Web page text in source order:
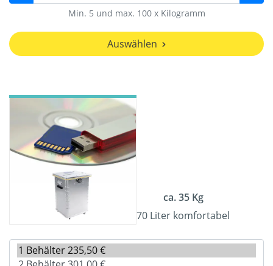
Min. 5 und max. 100 x Kilogramm
Auswählen
ca. 35 Kg
70 Liter komfortabel